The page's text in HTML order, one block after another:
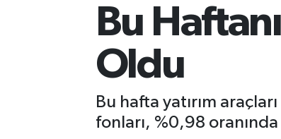
Bu
Oldu
Bu hafta yatırım
fonları, %0,98
İstanbul Trafik Yoğunluk Haritası
Süper Lig Puan Durumu ve Fikstür
Tüm Manşetler
Son Dakika Haberleri